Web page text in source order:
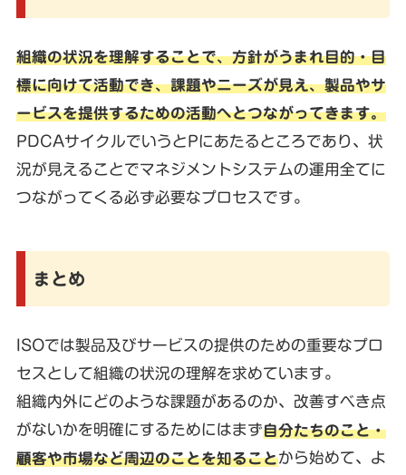
組織の状況を理解することで、方針がうまれ目的・目
標に向けて活動でき、課題やニーズが見え、製品やサ
ービスを提供するための活動へとつながってきます。
PDCAサイクルでいうとPにあたるところであり、状
況が見えることでマネジメントシステムの運用全てに
つながってくる必ず必要なプロセスです。
まとめ
ISOでは製品及びサービスの提供のための重要なプロ
セスとして組織の状況の理解を求めています。
組織内外にどのような課題があるのか、改善すべき点
がないかを明確にするためにはまず自分たちのこと・
顧客や市場など周辺のことを知ることから始めて、よ